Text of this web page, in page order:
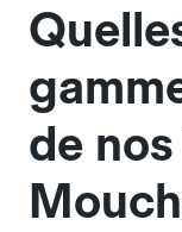
de